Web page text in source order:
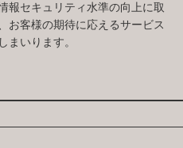
報セキュリティ水準の向上に取
お客様の期待に応えるサービス
まいります。